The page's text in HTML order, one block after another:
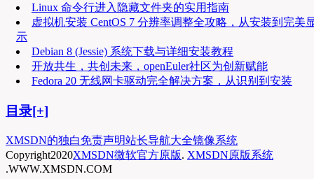
Linux 命令行进入隐藏文件夹的实用指南
虚拟机安装 CentOS 7 分辨率调整全攻略，从安装到完美
示
Debian 8 (Jessie) 系统下载与详细安装教程
开放共生，共创未来，openEuler社区为创新赋能
Fedora 20 无线网卡驱动完全解决方案，从识别到安装
目录[+]
XMSDN的独白免责声明站长导航大全镜像系统
Copyright2020XMSDN微软官方原版. XMSDN原版系统
.WWW.XMSDN.COM